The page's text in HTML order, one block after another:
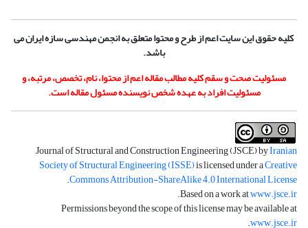
کلیه حقوق این سایت اعم از طرح و محتوا متعلق به انجمن مهندسی سازه ایران می
باشد.
مسئولیت صحت و سقم کلیه مطالب مقاله اعم از محتوا، نام، تخصص، مرتبه، و
مسئولیت افراد به عهده شخص نویسنده مسئول مقاله است.
Journal of Structural and Construction Engineering (JSCE) byIranian
Society of Structural Engineering (ISSE)is licensed under aCreative
Commons Attribution-ShareAlike 4.0 International License
.
Based on a work atwww.jsce.ir
.
Permissions beyond the scope of this license may be available at
www.jsce.ir
.